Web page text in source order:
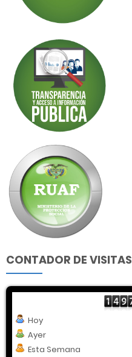
CONTADOR DE VISITAS
Hoy
Ayer
Esta Semana